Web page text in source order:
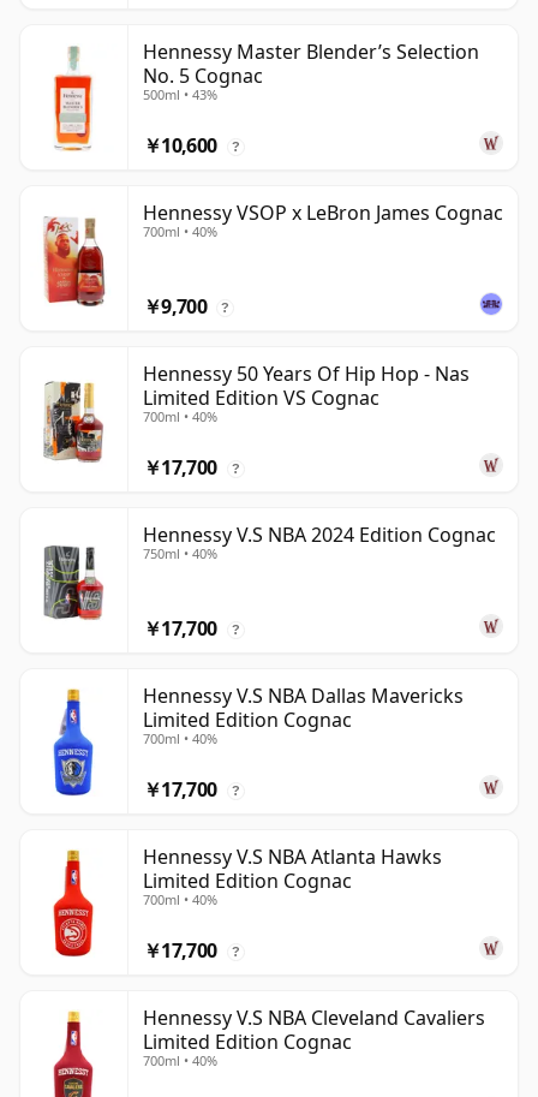
Hennessy Master Blender’s Selection
No. 5 Cognac
500ml • 43%
￥10,600 ?
Hennessy VSOP x LeBron James Cognac
700ml • 40%
￥9,700 ?
Hennessy 50 Years Of Hip Hop - Nas
Limited Edition VS Cognac
700ml • 40%
￥17,700 ?
Hennessy V.S NBA 2024 Edition Cognac
750ml • 40%
￥17,700 ?
Hennessy V.S NBA Dallas Mavericks
Limited Edition Cognac
700ml • 40%
￥17,700 ?
Hennessy V.S NBA Atlanta Hawks
Limited Edition Cognac
700ml • 40%
￥17,700 ?
Hennessy V.S NBA Cleveland Cavaliers
Limited Edition Cognac
700ml • 40%